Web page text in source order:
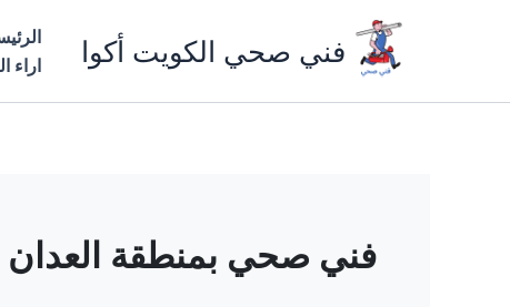
فني صحي الكويت أكوا
فني صحي بمنطقة العدان